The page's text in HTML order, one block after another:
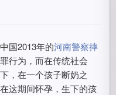
国2013年的河南警察摔
行为，而在传统社会
，在一个孩子断奶之
这期间怀孕，生下的孩